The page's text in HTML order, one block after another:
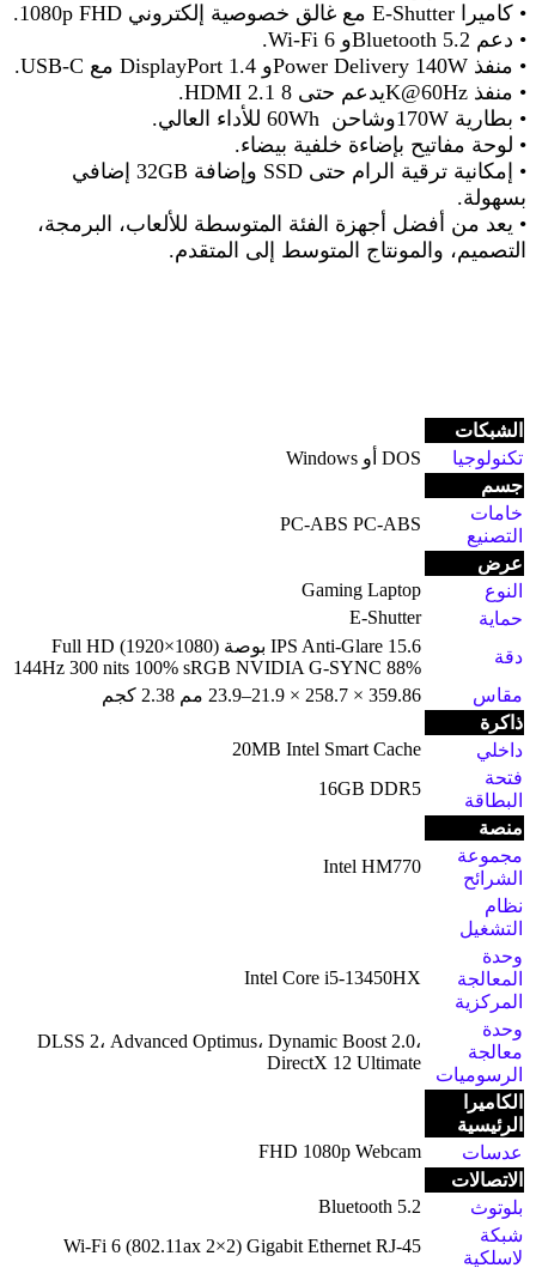
• كاميرا 1080p FHD مع غالق خصوصية إلكتروني E-Shutter.
• دعم Wi-Fi 6 وBluetooth 5.2.
• منفذ USB-C مع DisplayPort 1.4 وPower Delivery 140W.
• منفذ HDMI 2.1 يدعم حتى 8K@60Hz.
• بطارية 60Wh وشاحن170W للأداء العالي.
• لوحة مفاتيح بإضاءة خلفية بيضاء.
• إمكانية ترقية الرام حتى 32GB وإضافة SSD
إضافي
بسهولة.
• يعد من أفضل أجهزة الفئة المتوسطة للألعاب، البرمجة،
التصميم، والمونتاج المتوسط إلى المتقدم.
الشبكات
تكنولوجيا
DOS أو Windows
جسم
خامات
التصنيع
PC-ABS PC-ABS
عرض
النوع
Gaming Laptop
حماية
E-Shutter
دقة
IPS Anti-Glare 15.6 بوصة Full HD (1920×1080)
144Hz 300 nits 100% sRGB NVIDIA G-SYNC 88%
مقاس
359.86 × 258.7 × 21.9–23.9 مم 2.38 كجم
ذاكرة
داخلي
20MB Intel Smart Cache
فتحة
البطاقة
16GB DDR5
منصة
مجموعة
الشرائح
Intel HM770
نظام
التشغيل
وحدة
المعالجة
المركزية
Intel Core i5-13450HX
وحدة
معالجة
الرسوميات
DLSS 2، Advanced Optimus، Dynamic Boost 2.0،
DirectX 12 Ultimate
الكاميرا
الرئيسية
عدسات
FHD 1080p Webcam
الاتصالات
بلوتوث
Bluetooth 5.2
شبكة
لاسلكية
Wi-Fi 6 (802.11ax 2×2) Gigabit Ethernet RJ-45